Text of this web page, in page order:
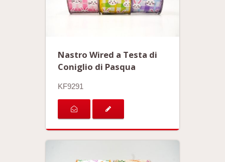
Nastro Wired a Testa di
Coniglio di Pasqua
KF9291